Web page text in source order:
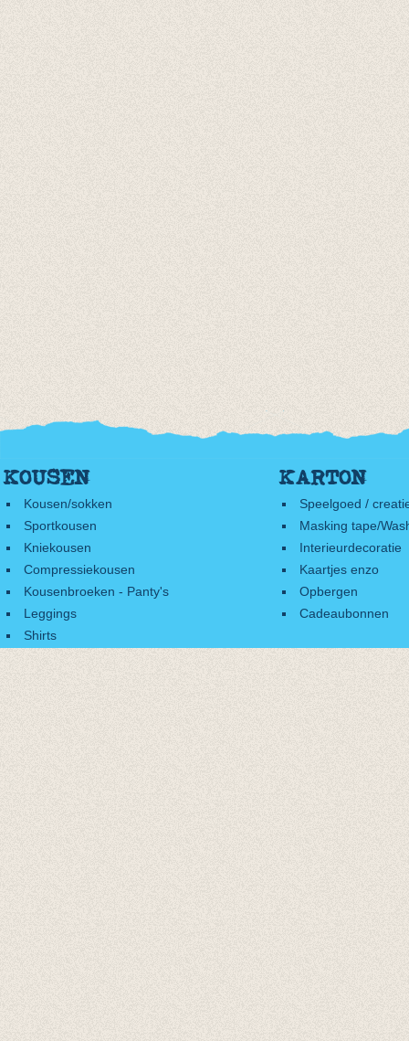
KOUSEN
Kousen/sokken
Sportkousen
Kniekousen
Compressiekousen
Kousenbroeken - Panty's
Leggings
Shirts
KARTON
Speelgoed /
Masking tape/
Interieurdecoratie
Kaartjes enzo
Opbergen
Cadeaubonnen